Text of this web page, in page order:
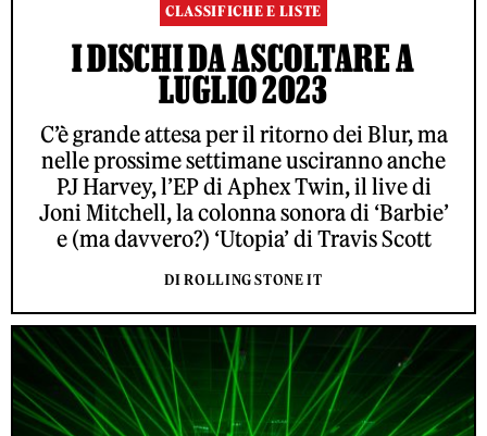
CLASSIFICHE E LISTE
I DISCHI DA ASCOLTARE A
LUGLIO 2023
C’è grande attesa per il ritorno dei Blur, ma
nelle prossime settimane usciranno anche
PJ Harvey, l’EP di Aphex Twin, il live di
Joni Mitchell, la colonna sonora di ‘Barbie’
e (ma davvero?) ‘Utopia’ di Travis Scott
DI ROLLING STONE IT